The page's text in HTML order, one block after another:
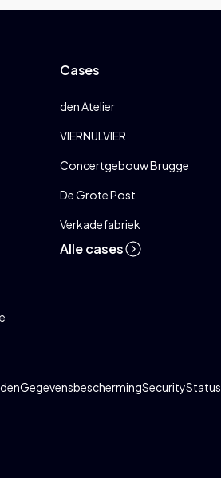
Cases
den Atelier
VIERNULVIER
Concertgebouw Brugge
De Grote Post
Verkadefabriek
Alle cases
GegevensbeschermingSecurityStatus